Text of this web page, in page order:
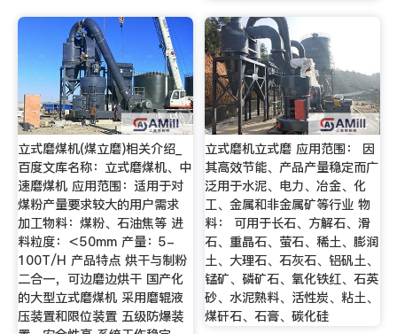
立式磨煤机(煤立磨)相关介绍_
百度文库名称：立式磨煤机、中
速磨煤机 应用范围：适用于对
煤粉产量要求较大的用户需求
加工物料：煤粉、石油焦等 进
料粒度：＜50mm 产量：5-
100T/H 产品特点 烘干与制粉
二合一，可边磨边烘干 国产化
的大型立式磨煤机 采用磨辊液
压装置和限位装置 五级防爆装
立式磨机立式磨 应用范围： 因
其高效节能、产品产量稳定而广
泛用于水泥、电力、冶金、化
工、金属和非金属矿等行业 物
料： 可用于长石、方解石、滑
石、重晶石、萤石、稀土、膨润
土、大理石、石灰石、铝矾土、
锰矿、磷矿石、氧化铁红、石英
砂、水泥熟料、活性炭、粘土、
煤矸石、石膏、碳化硅